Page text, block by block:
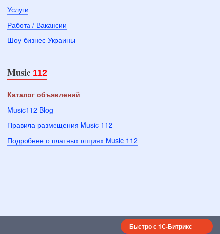
Услуги
Работа / Вакансии
Шоу-бизнес Украины
Music 112
Каталог объявлений
Music112 Blog
Правила размещения Music 112
Подробнее о платных опциях Music 112
Быстро с 1С-Битрикс